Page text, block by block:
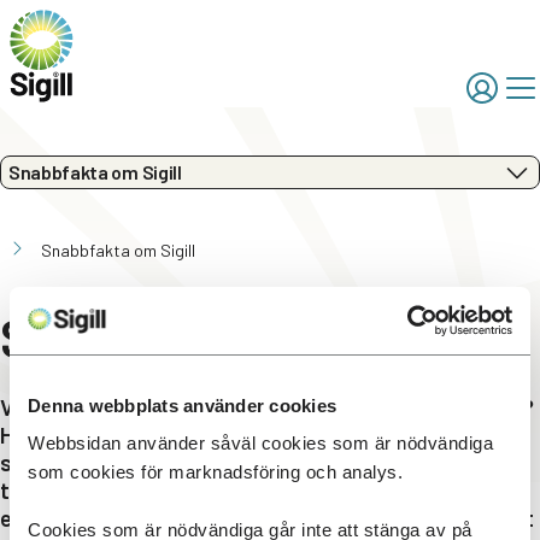
Denna webbplats använder cookies
Webbsidan använder såväl cookies som är nödvändiga
som cookies för marknadsföring och analys.
Cookies som är nödvändiga går inte att stänga av på
Snabbfakta om Sigill
Snabbfakta om Sigill
Snabbfakta om Sigill
Vill du snabbt få en överblick av Sigill och vårt arbete?
Här har vi samlat kortfattad information om IP-
standarden, märkningen Svenskt Sigill och hur vi
tillsammans med branschen driver utvecklingen mot
en mer hållbar och kvalitetssäkrad produktion av mat